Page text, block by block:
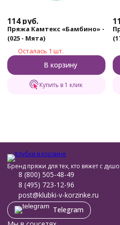
114 руб.
Пряжа Камтекс «Бамбино» -
(025 - Мята)
Осталась 1 шт.
В корзину
Купить в 1 клик
Бренд пряжи для тех, кто вяжет с
8 (800) 505-48-49
8 (495) 723-12-96
post@klubki-v-korzinke.ru
Telegram